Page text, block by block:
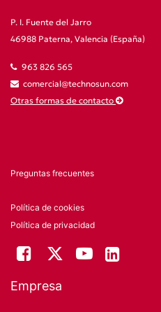
P. I. Fuente del Jarro
46988 Paterna, Valencia (España)
963 826 565
comercial@technosun.com
Otras formas de contacto
Preguntas frecuentes
Política de cookies
Política de privacidad
Empresa